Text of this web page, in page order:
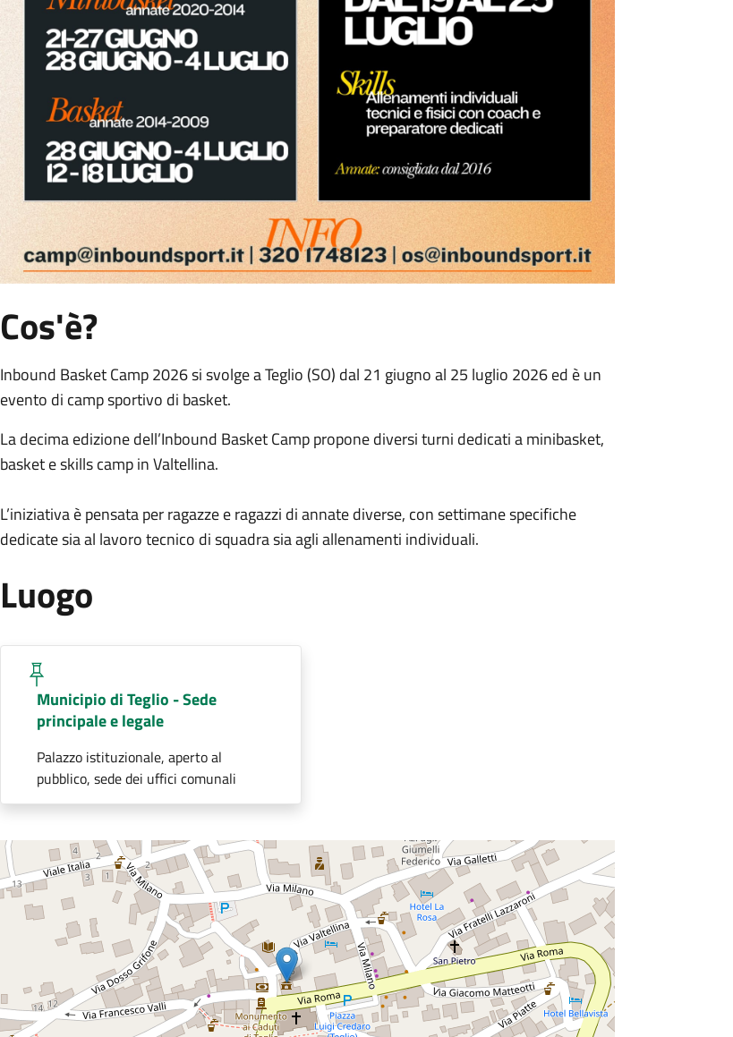
Cos'è?
Inbound Basket Camp 2026 si svolge a Teglio (SO) dal 21 giugno al 25 luglio 2026 ed è un
evento di camp sportivo di basket.
La decima edizione dell’Inbound Basket Camp propone diversi turni dedicati a minibasket,
basket e skills camp in Valtellina.
L’iniziativa è pensata per ragazze e ragazzi di annate diverse, con settimane specifiche
dedicate sia al lavoro tecnico di squadra sia agli allenamenti individuali.
Luogo
Municipio di Teglio - Sede
principale e legale
Palazzo istituzionale, aperto al
pubblico, sede dei uffici comunali